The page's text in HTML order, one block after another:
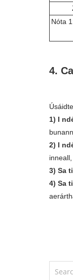
Nóta
4.
1) I
2) I
3) Sa
4) Sa